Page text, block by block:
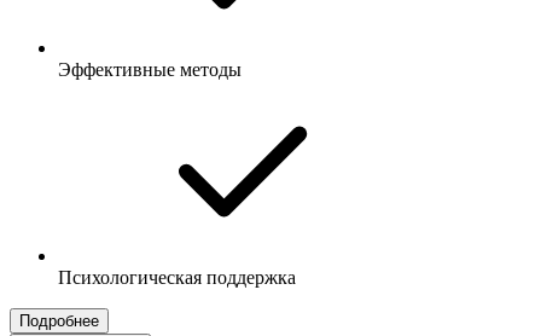
Эффективные методы
Психологическая поддержка
Подробнее